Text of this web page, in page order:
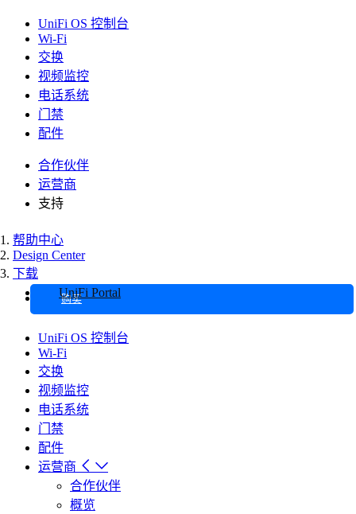
UniFi OS 控制台
Wi-Fi
交换
视频监控
电话系统
门禁
配件
合作伙伴
运营商
支持
帮助中心
Design Center
下载
UniFi Portal
购买
UniFi OS 控制台
Wi-Fi
交换
视频监控
电话系统
门禁
配件
运营商
合作伙伴
概览